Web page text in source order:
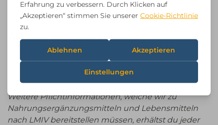
Gentechnik.
Wie lange reicht eine Packung?
Die 30-Kapsel-Packung reicht für etwa 15 Tage bei
empfohlener Anwendung zweimal täglich.
Weitere Pflichtinformationen, welche wir zu
Nahrungsergänzungsmitteln und Lebensmitteln
nach LMIV bereitstellen müssen, erhältst du jeder